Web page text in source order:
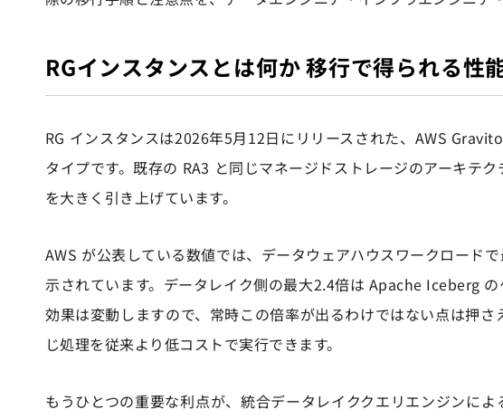
RGインスタンスとは何か 移行で得られる性
RG インスタンスは2026年5月12日にリリースされた、AWS
タイプです。既存の RA3 と同じマネージドストレージのアーキテ
を大きく引き上げています。
AWS が公表している数値では、データウェアハウスワークロード
示されています。データレイク側の最大2.4倍は Apache Iceberg
効果は変動しますので、常時この倍率が出るわけではない点は押
じ処理を従来より低コストで実行できます。
もうひとつの重要な利点が、統合データレイククエリエンジンに